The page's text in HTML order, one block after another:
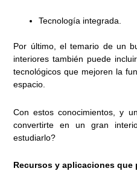
Tecnología integrada.
Por último, el temario de un
interiores también puede
tecnológicos que mejoren la
espacio.
Con estos conocimientos, y
convertirte en un gran
estudiarlo?
Recursos y aplicaciones que